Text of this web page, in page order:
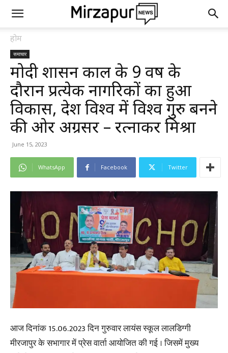
होम
समाचार
मोदी शासन काल के 9 वर्ष के
दौरान प्रत्येक नागरिकों का हुआ
विकास, देश विश्व में विश्व गुरु बनने
की ओर अग्रसर – रत्नाकर मिश्रा
June 15, 2023
WhatsApp Facebook Twitter
आज दिनांक 15.06.2023 दिन गुरुवार लायंस स्कूल लालडिग्गी
मीरजापुर के सभागार में प्रेस वार्ता आयोजित की गई । जिसमें मुख्य